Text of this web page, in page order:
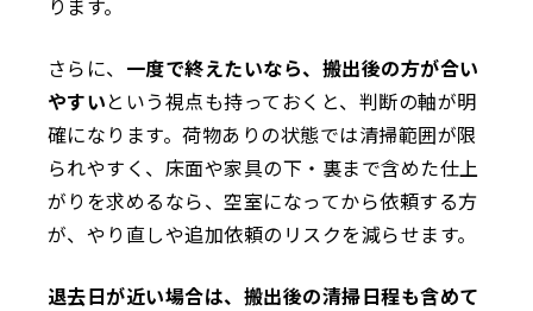
ります。
さらに、 一度で終えたいなら、搬出後の方が合い
やすいという視点も持っておくと、判断の軸が明
確になります。荷物ありの状態では清掃範囲が限
られやすく、床面や家具の下・裏まで含めた仕上
がりを求めるなら、空室になってから依頼する方
が、やり直しや追加依頼のリスクを減らせます。
退去日が近い場合は、搬出後の清掃日程も含めて